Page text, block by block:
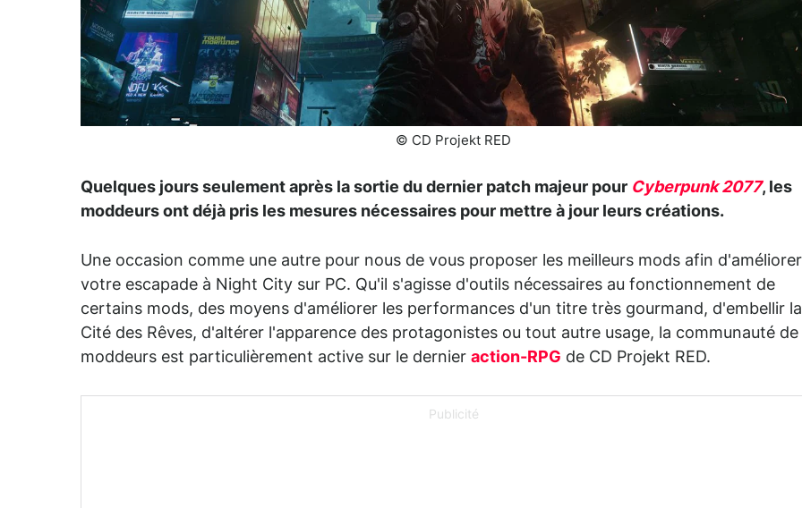
© CD Projekt RED
Quelques jours seulement après la sortie du dernier patch majeur pour Cyberpunk 2077, les
moddeurs ont déjà pris les mesures nécessaires pour mettre à jour leurs créations.
Une occasion comme une autre pour nous de vous proposer les meilleurs mods afin d'améliorer
votre escapade à Night City sur PC. Qu'il s'agisse d'outils nécessaires au fonctionnement de
certains mods, des moyens d'améliorer les performances d'un titre très gourmand, d'embellir la
Cité des Rêves, d'altérer l'apparence des protagonistes ou tout autre usage, la communauté de
moddeurs est particulièrement active sur le dernier action-RPG de CD Projekt RED.
Publicité